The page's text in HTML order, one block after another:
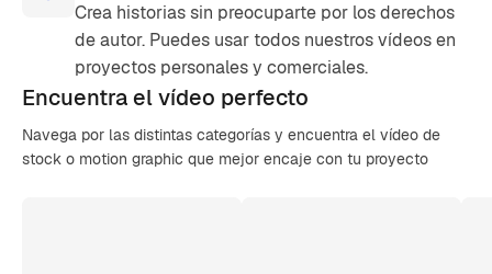
Crea historias sin preocuparte por los derechos
de autor. Puedes usar todos nuestros vídeos en
proyectos personales y comerciales.
Encuentra elvídeo perfecto
Navega por las distintas categorías y encuentra el vídeo de
stock o motion graphic que mejor encaje con tu proyecto